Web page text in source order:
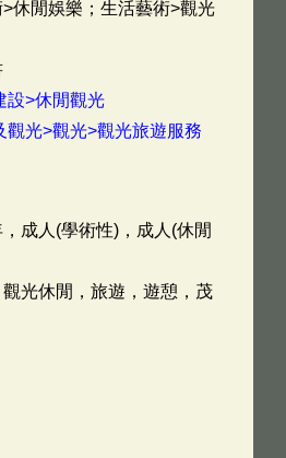
休閒娛樂；生活藝術>觀光
設>休閒觀光
觀光>觀光>觀光旅遊服務
成人(學術性)，成人(休閒
光休閒，旅遊，遊憩，茂